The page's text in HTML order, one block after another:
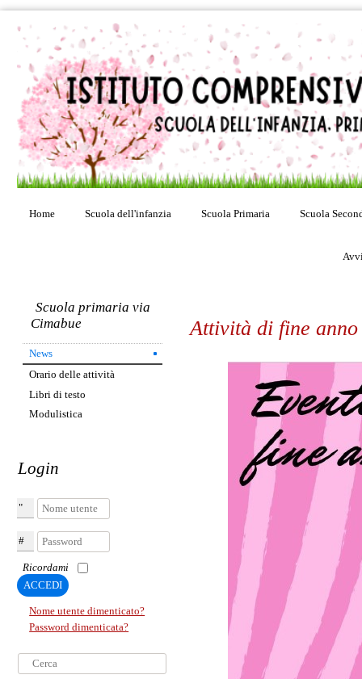
Home Scuola dell'infanzia Scuola Primaria Scuola
Scuola primaria via
Cimabue
News
Orario delle attività
Libri di testo
Modulistica
Login
Nome utente
Password
Ricordami
ACCEDI
Nome utente dimenticato?
Password dimenticata?
Cerca...
Attività di fine